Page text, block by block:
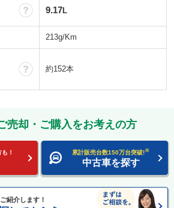
？9.17L
213g/Km
？約152本
売却・ご購入をお考えの方
！ 累計販売台数150万台突破!※
中古車を探す
紹介します！